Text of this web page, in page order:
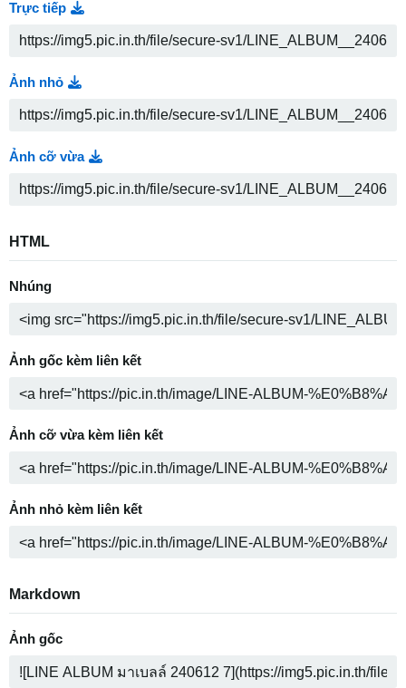
Trực tiếp
Ảnh nhỏ
Ảnh cỡ vừa
HTML
Nhúng
Ảnh gốc kèm liên kết
Ảnh cỡ vừa kèm liên kết
Ảnh nhỏ kèm liên kết
Markdown
Ảnh gốc